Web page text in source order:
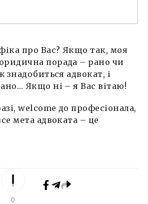
про Вас? Якщо так, моя
порада – рано чи
знадобиться адвокат, і
Якщо ні – я Вас вітаю!
welcome до професіонала,
мета адвоката – це
0